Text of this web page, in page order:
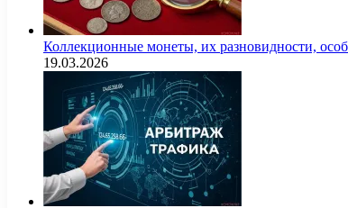
Коллекционные монеты, их разновидности,
19.03.2026